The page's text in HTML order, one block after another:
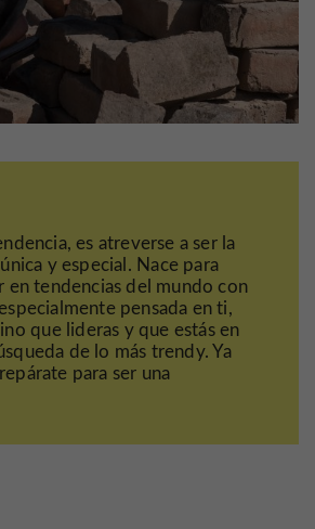
es atreverse a ser la
y especial. Nace para
en tendencias del mundo con
especialmente pensada en ti,
que lideras y que estás en
de lo más trendy. Ya
para ser una